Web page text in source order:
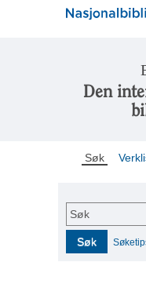
Den
Søk
Søk
Søk